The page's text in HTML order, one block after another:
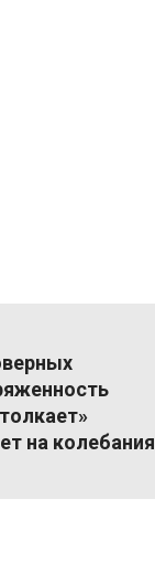
на колебания